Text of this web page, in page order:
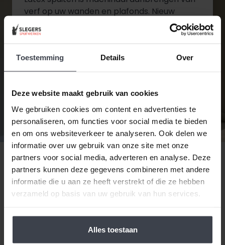
Toestemming Details Over
Deze website maakt gebruik van cookies
We gebruiken cookies om content en advertenties te
personaliseren, om functies voor social media te bieden
en om ons websiteverkeer te analyseren. Ook delen we
informatie over uw gebruik van onze site met onze
partners voor social media, adverteren en analyse. Deze
partners kunnen deze gegevens combineren met andere
informatie die u aan ze heeft verstrekt of die ze hebben
verzameld op basis van uw gebruik van hun services.
Alles toestaan
verf op uw wanden en plafonds. Nieuw
stucwerk wordt eerst geschuurd, daarna
wordt de eerste laag aangebracht.
verwijderd en de inwendige hoeken worden
gekit. Wanneer het stucwerk in de juiste
aangebracht.
Contact opnemen
Diensten bekijken